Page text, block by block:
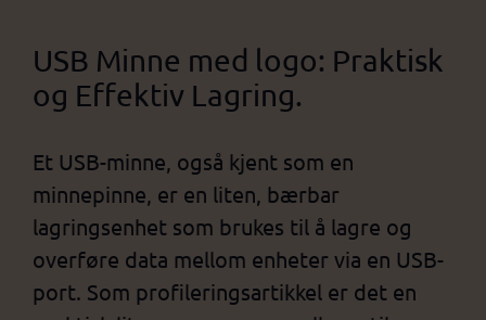
USB Minne med logo: Praktisk
og Effektiv Lagring.
Et USB-minne, også kjent som en
minnepinne, er en liten, bærbar
lagringsenhet som brukes til å lagre og
overføre data mellom enheter via en USB-
port. Som profileringsartikkel er det en